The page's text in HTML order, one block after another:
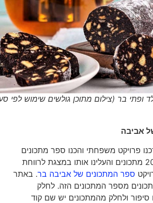
ופתי בר (צילום מתוכן גולשים שימוש לפי סעיף
ערכנו פרויקט משפחתי והכנו ספר מתכונים
עם כ-200 מתכונים והעלינו אותו במצגת לרווחת
ספר המתכונים של אביבה בר . באתר
מספר המתכונים הזה. לחלק
ולחלק מהמתכונים יש שם קוד